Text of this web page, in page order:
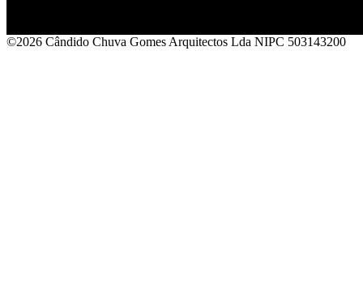
©2026 Cândido Chuva Gomes Arquitectos Lda NIPC 503143200